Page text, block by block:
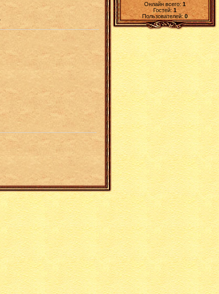
Онлайн всего:1
Гостей:1
Пользователей: 0